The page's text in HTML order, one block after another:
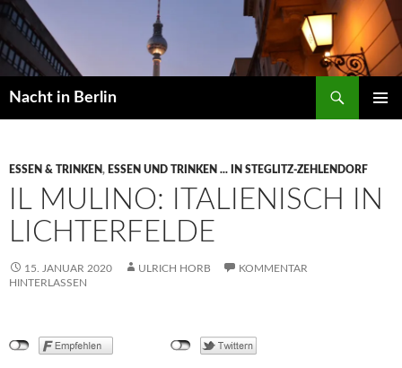
Zum
Inhalt
springen
Nacht in Berlin
ESSEN & TRINKEN, ESSEN UND TRINKEN ... IN STEGLITZ-ZEHLENDORF
IL MULINO: ITALIENISCH IN
LICHTERFELDE
15. JANUAR 2020 ULRICH HORB
KOMMENTAR
HINTERLASSEN